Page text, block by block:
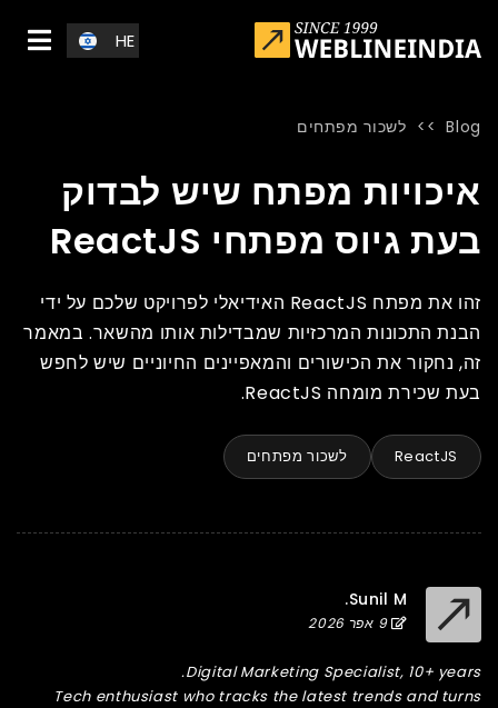
HE
Blog
>> לשכור מפתחים
איכויות מפתח שיש לבדוק
בעת גיוס מפתחי ReactJS
זהו את מפתח ReactJS האידיאלי לפרויקט שלכם על ידי
הבנת התכונות המרכזיות שמבדילות אותו מהשאר. במאמר
זה, נחקור את הכישורים והמאפיינים החיוניים שיש לחפש
בעת שכירת מומחה ReactJS.
ReactJS לשכור מפתחים
Sunil M.
9 אפר 2026
Digital Marketing Specialist, 10+ years.
Tech enthusiast who tracks the latest trends and turns